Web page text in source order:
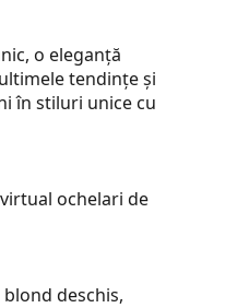
o eleganță
tendințe și
în stiluri unice cu
ochelari de
deschis,